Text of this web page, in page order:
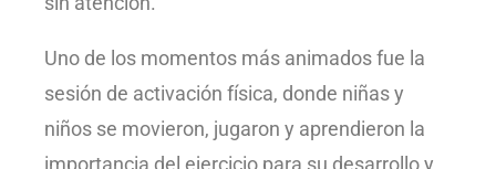
Uno de los momentos más animados fue la
sesión de activación física, donde niñas y
niños se movieron, jugaron y aprendieron la
importancia del ejercicio para su desarrollo y